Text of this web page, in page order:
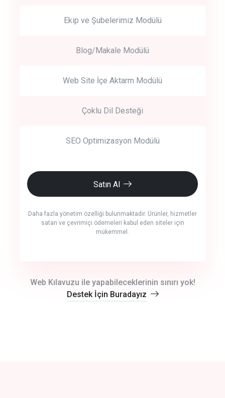
Ekip ve Şubelerimiz Modülü
Blog/Makale Modülü
Web Site İçe Aktarm Modülü
Çoklu Dil Desteği
SEO Optimizasyon Modülü
Satın Al
Daha fazla yönetim özelliği bulunmaktadır. Ürünler, hizmetler
satan ve çevrimiçi ödemeleri kabul eden siteler için
mükemmel.
Web Kılavuzu ile yapabileceklerinin sınırı yok!
Destek İçin Buradayız